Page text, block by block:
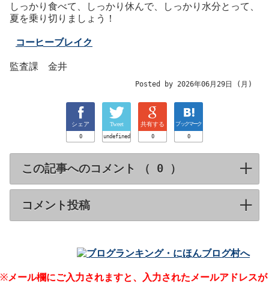
しっかり食べて、しっかり休んで、しっかり水分とって、
夏を乗り切りましょう！
コーヒーブレイク
監査課 金井
Posted by 2026年06月29日 (月)
シェア
0
Tweet
undefined
共有する
0
ブックマーク
0
この記事へのコメント （ ） click to
コメント投稿click to expand contents
※メール欄にご入力されますと、入力された メールアドレスが